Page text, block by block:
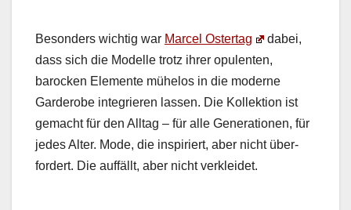
Beson­ders wichtig war Mar­cel Ostertag
dabei,
dass sich die Mod­elle trotz ihrer opu­len­ten,
barock­en Ele­mente müh­e­los in die mod­erne
Garder­obe inte­gri­eren lassen. Die Kollek­tion ist
gemacht für den All­t­ag – für alle Gen­er­a­tio­nen, für
jedes Alter. Mode, die inspiri­ert, aber nicht über­
fordert. Die auf­fällt, aber nicht verklei­det.